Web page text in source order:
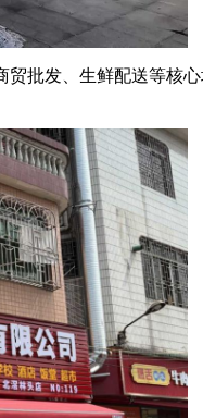
批发、生鲜配送等核